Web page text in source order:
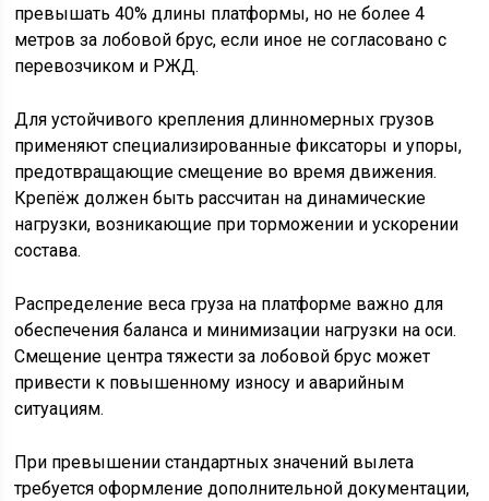
превышать 40% длины платформы, но не более 4
метров за лобовой брус, если иное не согласовано с
перевозчиком и РЖД.
Для устойчивого крепления длинномерных грузов
применяют специализированные фиксаторы и упоры,
предотвращающие смещение во время движения.
Крепёж должен быть рассчитан на динамические
нагрузки, возникающие при торможении и ускорении
состава.
Распределение веса груза на платформе важно для
обеспечения баланса и минимизации нагрузки на оси.
Смещение центра тяжести за лобовой брус может
привести к повышенному износу и аварийным
ситуациям.
При превышении стандартных значений вылета
требуется оформление дополнительной документации,